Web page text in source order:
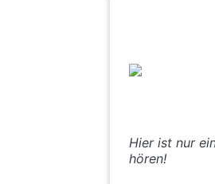
Hier ist nur
hören!